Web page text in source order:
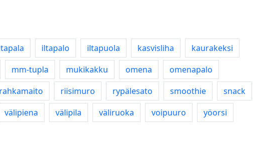
iltapalo iltapuola kasvisliha
kaurakeksi
mm-tupla mukikakku omena
omenapalo
rahkamaito riisimuro rypälesato smoothie
snack
välipiena välipila väliruoka voipuuro
yöorsi